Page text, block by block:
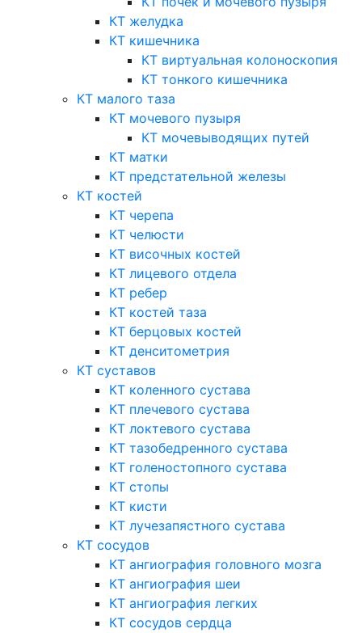
КТ желудка
КТ кишечника
КТ виртуальная колоноскопия
КТ тонкого кишечника
КТ малого таза
КТ мочевого пузыря
КТ мочевыводящих путей
КТ матки
КТ предстательной железы
КТ костей
КТ черепа
КТ челюсти
КТ височных костей
КТ лицевого отдела
КТ ребер
КТ костей таза
КТ берцовых костей
КТ денситометрия
КТ суставов
КТ коленного сустава
КТ плечевого сустава
КТ локтевого сустава
КТ тазобедренного сустава
КТ голеностопного сустава
КТ стопы
КТ кисти
КТ лучезапястного сустава
КТ сосудов
КТ ангиография головного мозга
КТ ангиография шеи
КТ ангиография легких
КТ сосудов сердца